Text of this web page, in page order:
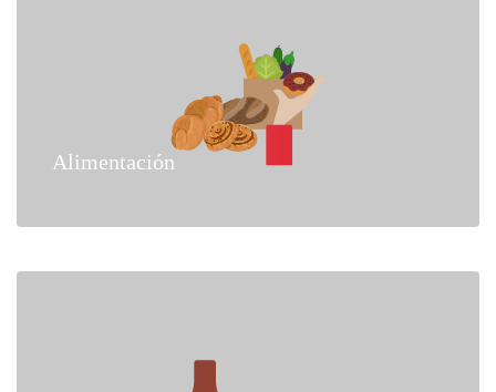
Alimentación